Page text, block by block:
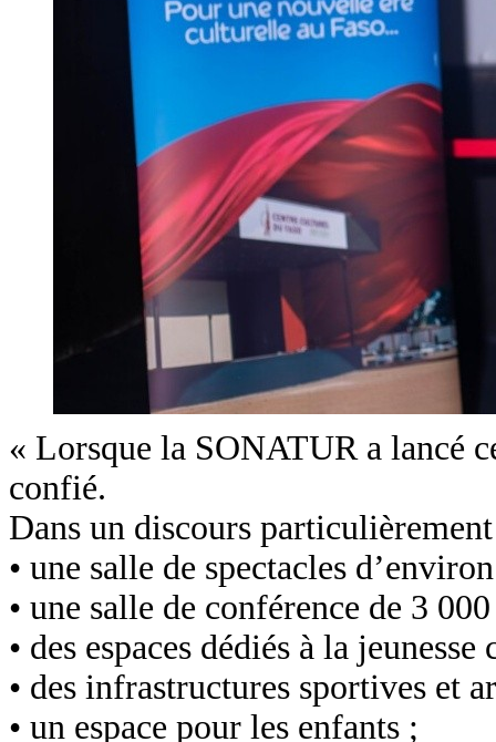
« Lorsque la SONATUR a lancé
confié.
Dans un discours
• une salle de spectacles
• une salle de conférence de 3
• des espaces dédiés à la jeunesse
• des infrastructures sportives et
• un espace pour les enfants ;